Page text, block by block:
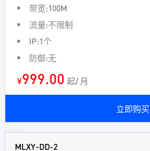
带宽:100M
流量:不限制
IP:1个
防御:无
¥999.00 起/ 月
立即购买
MLXY-DD-2